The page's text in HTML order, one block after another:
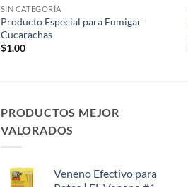
SIN CATEGORÍA
Producto Especial para Fumigar
Cucarachas
$1.00
PRODUCTOS MEJOR
VALORADOS
Veneno Efectivo para